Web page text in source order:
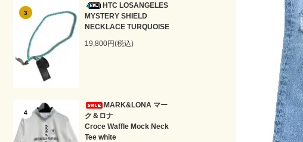
3
HTC LOSANGELES
MYSTERY SHIELD
NECKLACE TURQUOISE
19,800円(税込)
4
MARK&LONA マー
ク＆ロナ
Croce Waffle Mock Neck
Tee white